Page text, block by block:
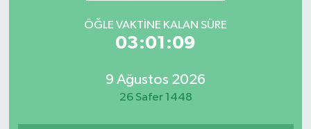
ÖĞLE VAKTİNE KALAN SÜRE
03:01:09
9 Ağustos 2026
26 Safer 1448
Süper Lig Puan Durumu ve Fikstür
Tüm Manşetler
Son Dakika Haberleri
Haber Arşivi